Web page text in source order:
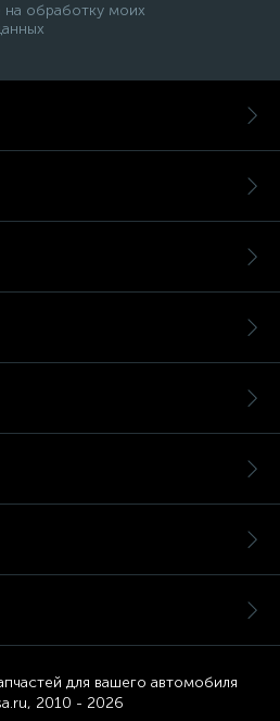
обработку моих
для вашего автомобиля
2010 - 2026